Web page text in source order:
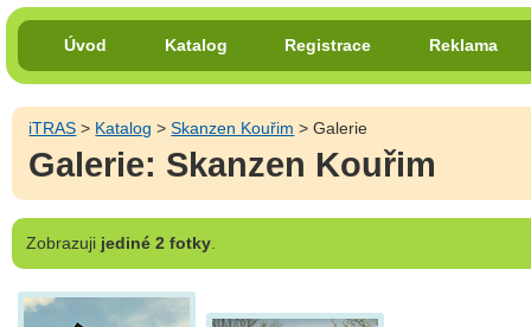
Úvod Katalog Registrace Reklama
iTRAS > Katalog >Skanzen Kouřim > Galerie
Galerie: Skanzen Kouřim
Zobrazuji jediné 2 fotky.